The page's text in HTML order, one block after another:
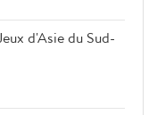
d'Asie du Sud-